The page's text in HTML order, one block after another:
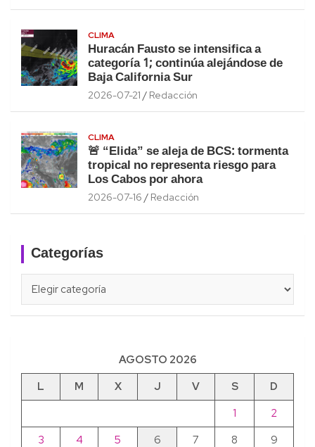
CLIMA
Huracán Fausto se intensifica a
categoría 1; continúa alejándose de
Baja California Sur
2026-07-21 Redacción
CLIMA
🚨 “Elida” se aleja de BCS: tormenta
tropical no representa riesgo para
Los Cabos por ahora
2026-07-16 Redacción
Categorías
AGOSTO 2026
L
M X J V S
D
1
2
3
4 5 6 7 8 9